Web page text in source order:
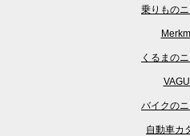
乗りもの
くるまの
バイクの
自動車カ